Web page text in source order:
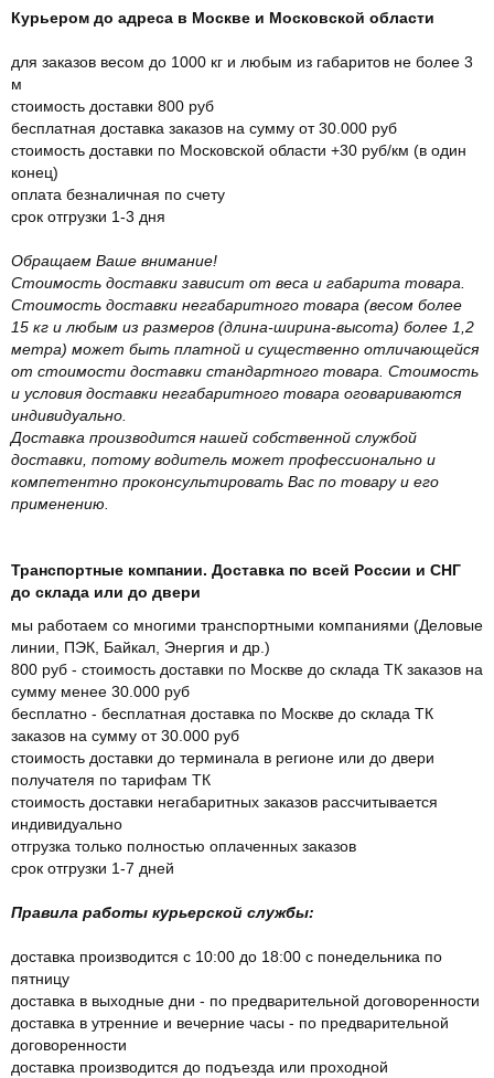
Курьером до адреса в Москве и Московской области
для заказов весом до 1000 кг и любым из габаритов не более 3
м
стоимость доставки 800 руб
бесплатная доставка заказов на сумму от 30.000 руб
стоимость доставки по Московской области +30 руб/км (в один
конец)
оплата безналичная по счету
срок отгрузки 1-3 дня
Обращаем Ваше внимание!
Стоимость доставки зависит от веса и габарита товара.
Стоимость доставки негабаритного товара (весом более
15 кг и любым из размеров (длина-ширина-высота) более 1,2
метра) может быть платной и существенно отличающейся
от стоимости доставки стандартного товара. Стоимость
и условия доставки негабаритного товара оговариваются
индивидуально.
Доставка производится нашей собственной службой
доставки, потому водитель может профессионально и
компетентно проконсультировать Вас по товару и его
применению.
Транспортные компании. Доставка по всей России и СНГ
до склада или до двери
мы работаем со многими транспортными компаниями (Деловые
линии, ПЭК, Байкал, Энергия и др.)
800 руб - стоимость доставки по Москве до склада ТК заказов на
сумму менее 30.000 руб
бесплатно - бесплатная доставка по Москве до склада ТК
заказов на сумму от 30.000 руб
стоимость доставки до терминала в регионе или до двери
получателя по тарифам ТК
стоимость доставки негабаритных заказов рассчитывается
индивидуально
отгрузка только полностью оплаченных заказов
срок отгрузки 1-7 дней
Правила работы курьерской службы:
доставка производится с 10:00 до 18:00 с понедельника по
пятницу
доставка в выходные дни - по предварительной договоренности
доставка в утренние и вечерние часы - по предварительной
договоренности
доставка производится до подъезда или проходной